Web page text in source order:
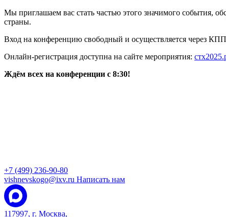
Мы приглашаем вас стать частью этого значимого события,
страны.
Вход на конференцию свободный и осуществляется через
Онлайн-регистрация доступна на сайте мероприятия:
Ждём всех на конференции с 8:30!
+7 (499) 236-90-80
vishnevskogo@ixv.ru Написать нам
117997, г. Москва,